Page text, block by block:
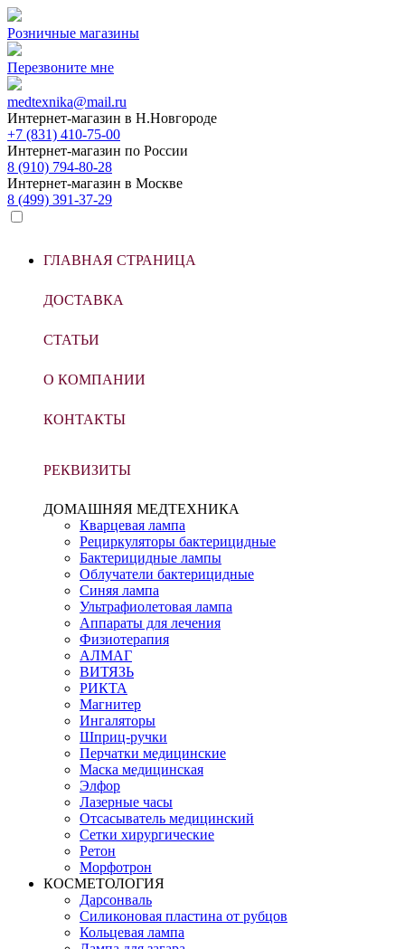
Розничные магазины
Перезвоните мне
medtexnika@mail.ru
Интернет-магазин в Н.Новгороде
+7 (831) 410-75-00
Интернет-магазин по России
8 (910) 794-80-28
Интернет-магазин в Москве
8 (499) 391-37-29
ГЛАВНАЯ СТРАНИЦА
ДОСТАВКА
СТАТЬИ
О КОМПАНИИ
КОНТАКТЫ
РЕКВИЗИТЫ
ДОМАШНЯЯ МЕДТЕХНИКА
Кварцевая лампа
Рециркуляторы бактерицидные
Бактерицидные лампы
Облучатели бактерицидные
Синяя лампа
Ультрафиолетовая лампа
Аппараты для лечения
Физиотерапия
АЛМАГ
ВИТЯЗЬ
РИКТА
Магнитер
Ингаляторы
Шприц-ручки
Перчатки медицинские
Маска медицинская
Элфор
Лазерные часы
Отсасыватель медицинский
Сетки хирургические
Ретон
Морфотрон
КОСМЕТОЛОГИЯ
Дарсонваль
Силиконовая пластина от рубцов
Кольцевая лампа